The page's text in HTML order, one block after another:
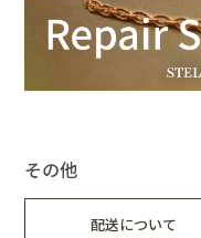
その他
配送について